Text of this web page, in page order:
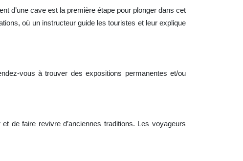
d’une cave est la première étape pour plonger dans cet
où un instructeur guide les touristes et leur explique
vous à trouver des expositions permanentes et/ou
de faire revivre d’anciennes traditions. Les voyageurs